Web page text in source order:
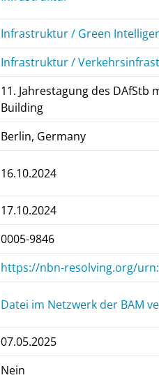
Infrastruktur / Green
Infrastruktur /
11. Jahrestagung des
Building
Berlin, Germany
16.10.2024
17.10.2024
0005-9846
https://nbn-resolving.org/
Datei im Netzwerk der BAM
07.05.2025
Nein